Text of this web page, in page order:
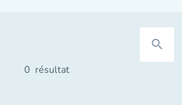
search
0 résultat